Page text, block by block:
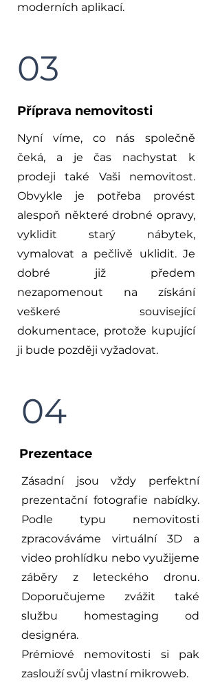
moderních aplikací.
03
Příprava nemovitosti
Nyní víme, co nás společně
čeká, a je čas nachystat k
prodeji také Vaši nemovitost.
Obvykle je potřeba provést
alespoň některé drobné opravy,
vyklidit starý nábytek,
vymalovat a pečlivě uklidit. Je
dobré již předem
nezapomenout na získání
veškeré související
dokumentace, protože kupující
ji bude později vyžadovat.
04
Prezentace
Zásadní jsou vždy perfektní
prezentační fotografie nabídky.
Podle typu nemovitosti
zpracováváme virtuální 3D a
video prohlídku nebo využijeme
záběry z leteckého dronu.
Doporučujeme zvážit také
službu homestaging od
designéra.
Prémiové nemovitosti si pak
zaslouží svůj vlastní mikroweb.